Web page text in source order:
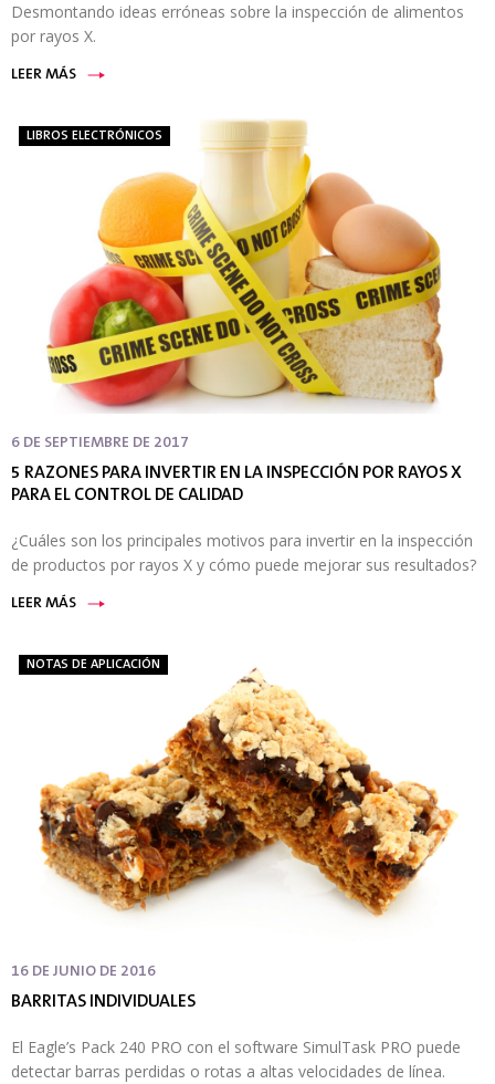
Desmontando ideas erróneas sobre la inspección de alimentos
por rayos X.
LEER MÁS
LIBROS ELECTRÓNICOS
6 DE SEPTIEMBRE DE 2017
5 RAZONES PARA INVERTIR EN LA INSPECCIÓN POR RAYOS X
PARA EL CONTROL DE CALIDAD
¿Cuáles son los principales motivos para invertir en la inspección
de productos por rayos X y cómo puede mejorar sus resultados?
LEER MÁS
NOTAS DE APLICACIÓN
16 DE JUNIO DE 2016
BARRITAS INDIVIDUALES
El Eagle’s Pack 240 PRO con el software SimulTask PRO puede
detectar barras perdidas o rotas a altas velocidades de línea.